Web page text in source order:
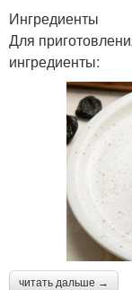
Ингредиенты
Для
ингредиенты:
читать дальше →